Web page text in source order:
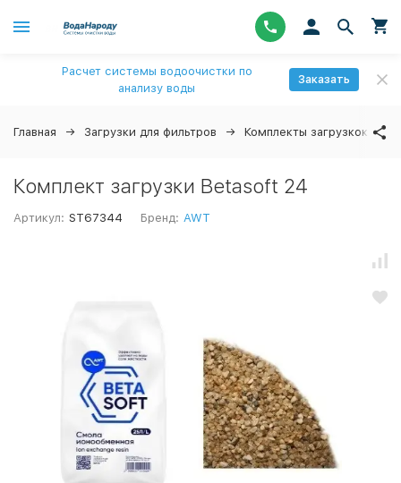
Расчет системы водоочистки по
анализу воды
Заказать
Главная Загрузки для фильтров Комплекты загрузкок
Комплект загрузки Betasoft 24
Артикул: ST67344 Бренд: AWT